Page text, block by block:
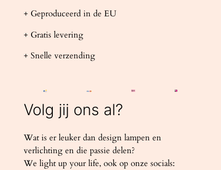
+ Geproduceerd in de EU
+ Gratis levering
+ Snelle verzending
Volg jij ons al?
Wat is er leuker dan design lampen en
verlichting en die passie delen?
We light up your life, ook op onze socials: